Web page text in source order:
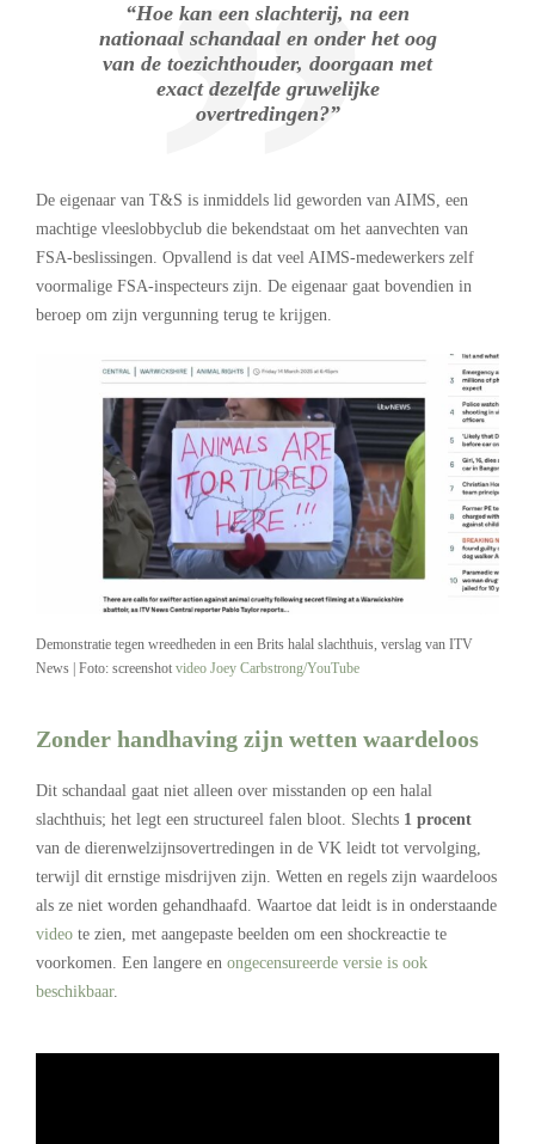
“Hoe kan een slachterij, na een
nationaal schandaal en onder het oog
van de toezichthouder, doorgaan met
exact dezelfde gruwelijke
overtredingen?”
De eigenaar van T&S is inmiddels lid geworden van AIMS, een
machtige vleeslobbyclub die bekendstaat om het aanvechten van
FSA-beslissingen. Opvallend is dat veel AIMS-medewerkers zelf
voormalige FSA-inspecteurs zijn. De eigenaar gaat bovendien in
beroep om zijn vergunning terug te krijgen.
Demonstratie tegen wreedheden in een Brits halal slachthuis, verslag van ITV
News | Foto: screenshot video Joey Carbstrong/YouTube
Zonder handhaving zijn wetten waardeloos
Dit schandaal gaat niet alleen over misstanden op een halal
slachthuis; het legt een structureel falen bloot. Slechts 1 procent
van de dierenwelzijnsovertredingen in de VK leidt tot vervolging,
terwijl dit ernstige misdrijven zijn. Wetten en regels zijn waardeloos
als ze niet worden gehandhaafd. Waartoe dat leidt is in onderstaande
video te zien, met aangepaste beelden om een shockreactie te
voorkomen. Een langere en ongecensureerde versie is ook
beschikbaar.